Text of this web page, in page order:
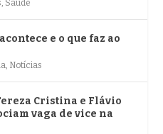
, Saúde
e o que faz ao
, Notícias
Cristina e Flávio
vaga de vice na